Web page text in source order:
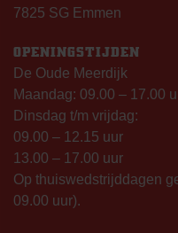
7825 SG Emmen
OPENINGSTIJDEN
De Oude Meerdijk
Maandag: 09.00 – 17.00
Dinsdag t/m vrijdag:
09.00 – 12.15 uur
13.00 – 17.00 uur
Op thuiswedstrijddagen
09.00 uur).